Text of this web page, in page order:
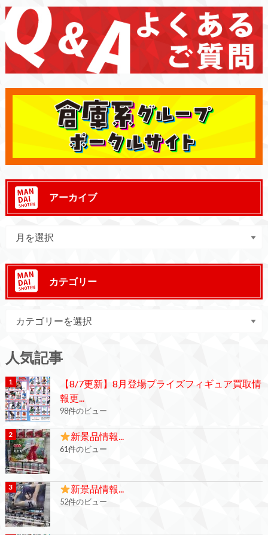
アーカイブ
カテゴリー
人気記事
【8/7更新】8月登場プライズフィギュア買取情
報更...
98件のビュー
新景品情報...
61件のビュー
新景品情報...
52件のビュー